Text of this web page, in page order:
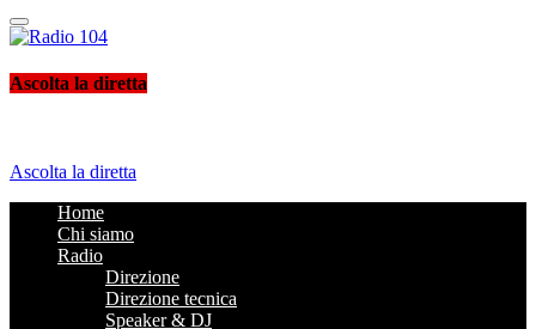
Radio 104
Like It !
Ascolta la diretta
Ascolta la diretta
Home
Chi siamo
Radio
Direzione
Direzione tecnica
Speaker & DJ